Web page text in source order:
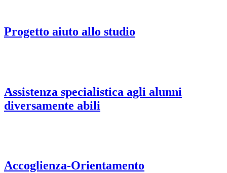
Progetto aiuto allo studio
Assistenza specialistica agli alunni
diversamente abili
Accoglienza-Orientamento